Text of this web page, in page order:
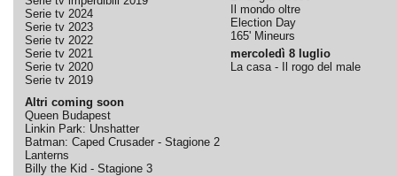
Serie tv 2024
Serie tv 2023
Serie tv 2022
Serie tv 2021
Serie tv 2020
Serie tv 2019
Altri coming soon
Queen Budapest
Linkin Park: Unshatter
Batman: Caped Crusader - Stagione 2
Lanterns
Billy the Kid - Stagione 3
Il mondo oltre
Election Day
165' Mineurs
mercoledì 8 luglio
La casa - Il rogo del male